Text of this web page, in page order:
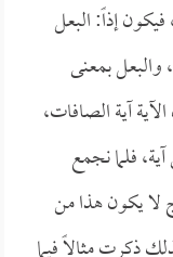
فيكون إذاً: البعل
بمعنى
آية الصافات،
فلما نجمع
لا يكون هذا من